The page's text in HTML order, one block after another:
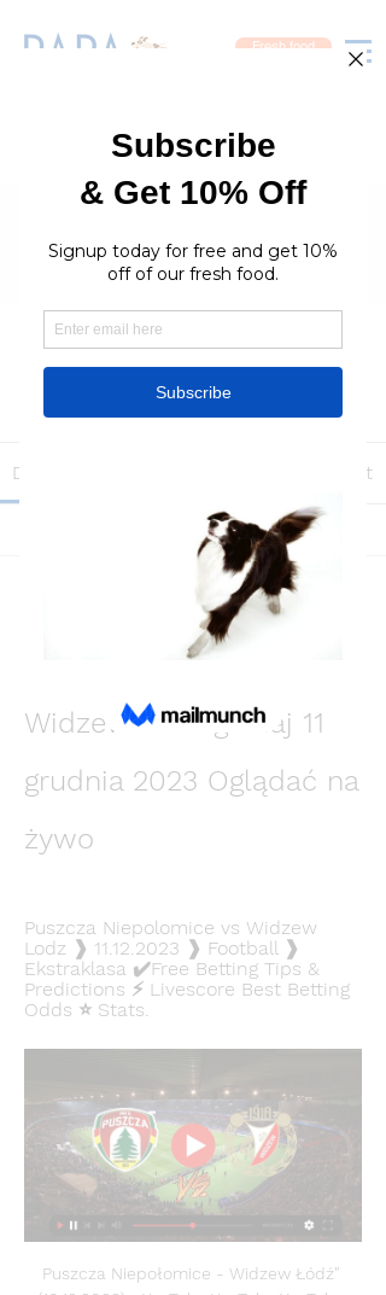
Fresh food
Groups
RaraPetcare Group
Public · 396 members
Join
Discussion About
December 11, 2023
Puszcza Niepołomice
Widzew Łódź gledaj 11
grudnia 2023 Oglądać na
żywo
Puszcza Niepolomice vs Widzew
Lodz ❱ 11.12.2023 ❱ Football ❱
Ekstraklasa ✔️Free Betting Tips &
Predictions ⚡ Livescore Best Betting
Odds ⭐ Stats.
Puszcza Niepołomice - Widzew Łódź"